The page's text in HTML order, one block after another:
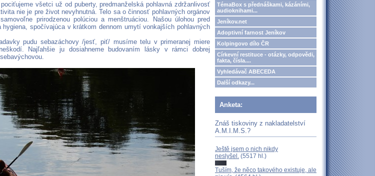
všetci už od puberty, predmanželská pohlavná zdržanlivosť
nie je pre život nevyhnutná. Telo sa o činnosť pohlavných orgánov
prirodzenou polúciou a menštruáciou. Našou úlohou pred
spočívajúca v krátkom dennom umytí vonkajších pohlavných
pudu sebazáchovy /jesť, piť/ musíme telu v primeranej miere
Najľahšie ju dosiahneme budovaním lásky v rámci dobrej
TémaBox s přednáškami, kázáními,
audioknihami...
Jeníkov.net
Adoptivní farnost Jeníkov
Kolpingovo dílo ČR
Církevní restituce - otázky, odpovědi,
fakta, čísla....
Vyhledávač ABECEDA
Další odkazy...
Anketa:
Znáš tiskoviny z nakladatelství
A.M.I.M.S.?
Ještě jsem o nich nikdy
neslyšel. (5517 hl.)
Tuším, že něco takového existuje, ale